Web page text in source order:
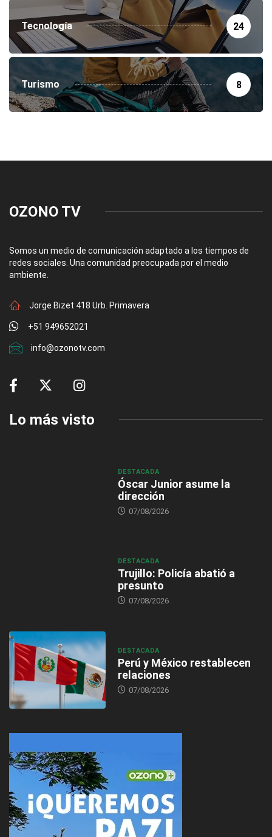
Tecnología 24
Turismo 8
OZONO TV
Somos un medio de comunicación adaptado a los tiempos de
redes sociales. Una comunidad preocupada por el medio
ambiente.
Jorge Bizet 418 Urb. Primavera
+51 949652021
info@ozonotv.com
Lo más visto
DESTACADA
Óscar Junior asume la
dirección
07/08/2026
DESTACADA
Trujillo: Policía abatió a
presunto
07/08/2026
DESTACADA
Perú y México restablecen
relaciones
07/08/2026